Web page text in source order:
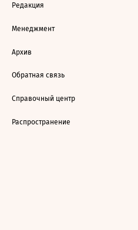
Редакция
Менеджмент
Архив
Обратная связь
Справочный центр
Распространение